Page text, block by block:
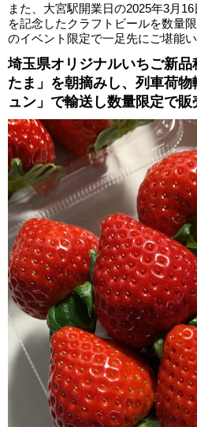
また、大宮駅開業日の2025年3月
を記念したクラフトビールを数量
のイベント限定で一足先にご堪能い
埼玉県オリジナルいちご新
たま」を朝摘みし、列車荷
ュン」で輸送し数量限定で販